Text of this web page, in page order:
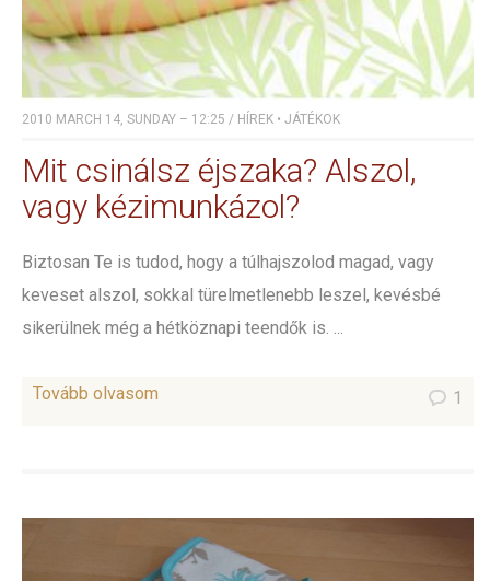
2010 MARCH 14, SUNDAY – 12:25 / HÍREK • JÁTÉKOK
Mit csinálsz éjszaka? Alszol,
vagy kézimunkázol?
Biztosan Te is tudod, hogy a túlhajszolod magad, vagy
keveset alszol, sokkal türelmetlenebb leszel, kevésbé
sikerülnek még a hétköznapi teendők is. ...
Tovább olvasom 1